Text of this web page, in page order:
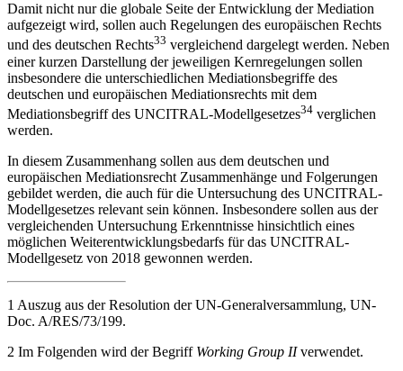
Damit nicht nur die globale Seite der Entwicklung der Mediation
aufgezeigt wird, sollen auch Regelungen des europäischen Rechts
und des deutschen Rechts33 vergleichend dargelegt werden. Neben
einer kurzen Darstellung der jeweiligen Kernregelungen sollen
insbesondere die unterschiedlichen Mediationsbegriffe des
deutschen und europäischen Mediationsrechts mit dem
Mediationsbegriff des UNCITRAL-Modellgesetzes34 verglichen
werden.
In diesem Zusammenhang sollen aus dem deutschen und
europäischen Mediationsrecht Zusammenhänge und Folgerungen
gebildet werden, die auch für die Untersuchung des UNCITRAL-
Modellgesetzes relevant sein können. Insbesondere sollen aus der
vergleichenden Untersuchung Erkenntnisse hinsichtlich eines
möglichen Weiterentwicklungsbedarfs für das UNCITRAL-
Modellgesetz von 2018 gewonnen werden.
1 Auszug aus der Resolution der UN-Generalversammlung, UN-
Doc. A/RES/73/199.
2 Im Folgenden wird der Begriff Working Group IIverwendet.